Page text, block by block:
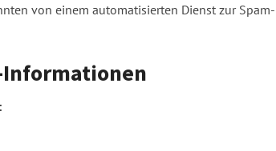
von einem automatisierten Dienst zur